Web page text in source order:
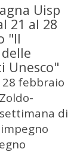
Uisp
21 al 28
"Il
Unesco"
28 febbraio
di